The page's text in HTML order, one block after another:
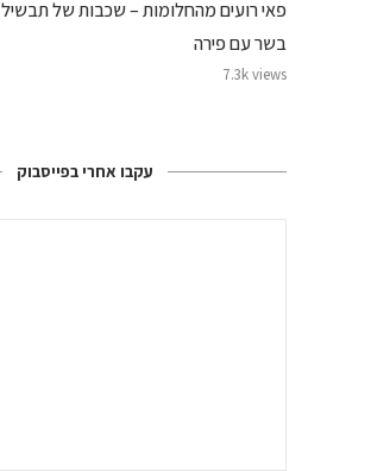
פאי רועים מהחלומות – שכבות של תבשיל
בשר עם פירה
7.3k views
עקבו אחרי בפייסבוק